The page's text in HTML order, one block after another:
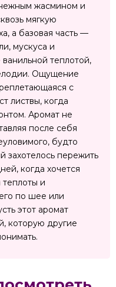
жасмином и
мягкую
а базовая часть —
мускуса и
теплотой,
Ощущение
с
листвы, когда
Аромат не
после себя
будто
захотелось пережить
когда хочется
теплоты и
по шее или
этот аромат
которую другие